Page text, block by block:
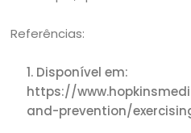
Referências:
Disponível em:
https://
and-prevention/